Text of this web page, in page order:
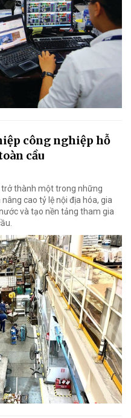
công nghiệp hỗ
cầu
trở thành một trong những
cao tỷ lệ nội địa hóa, gia
và tạo nền tảng tham gia